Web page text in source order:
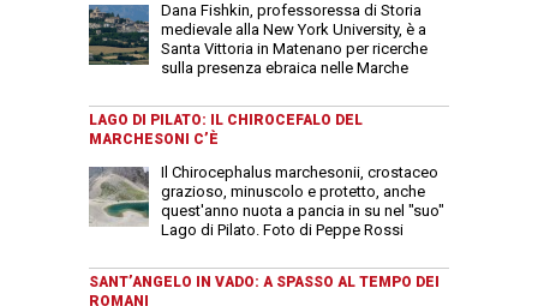
Dana Fishkin, professoressa di Storia
medievale alla New York University, è a
Santa Vittoria in Matenano per ricerche
sulla presenza ebraica nelle Marche
LAGO DI PILATO: IL CHIROCEFALO DEL
MARCHESONI C’È
Il Chirocephalus marchesonii, crostaceo
grazioso, minuscolo e protetto, anche
quest'anno nuota a pancia in su nel "suo"
Lago di Pilato. Foto di Peppe Rossi
SANT’ANGELO IN VADO: A SPASSO AL TEMPO DEI
ROMANI